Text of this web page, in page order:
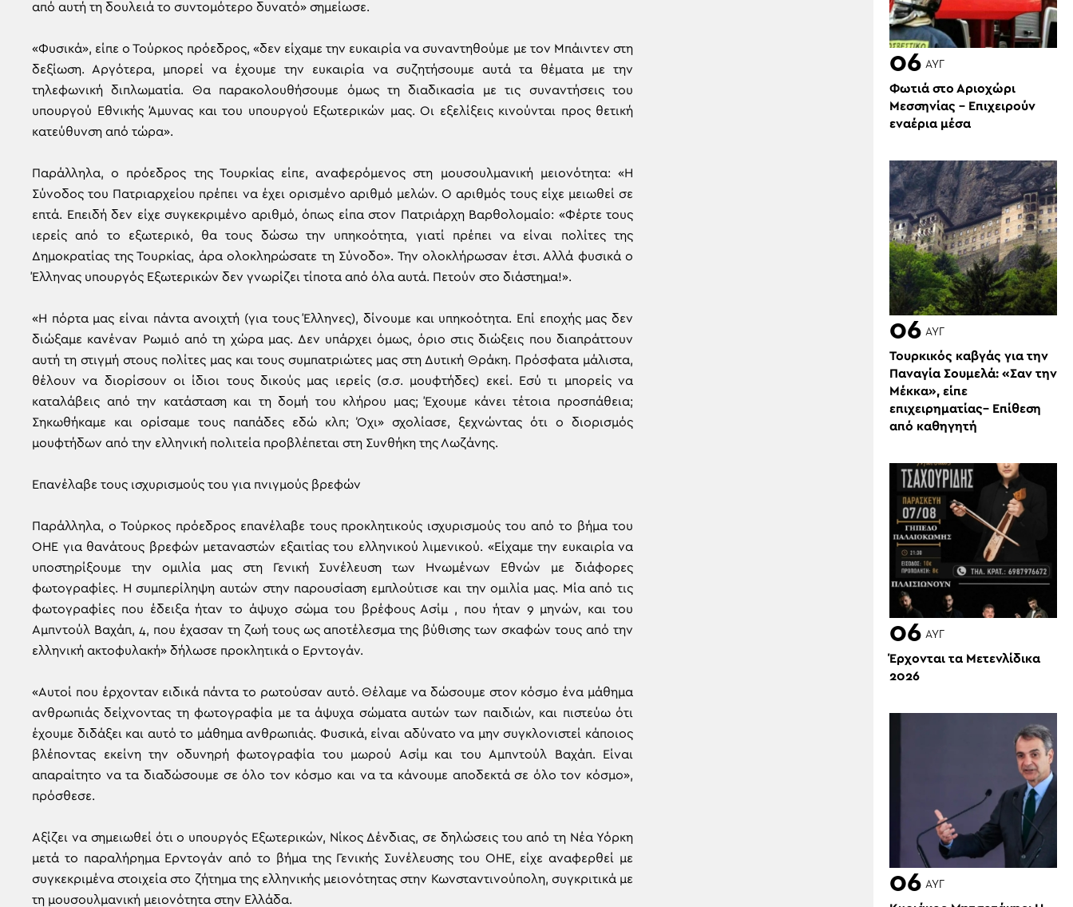
από αυτή τη δουλειά το συντομότερο δυνατό» σημείωσε.
«Φυσικά», είπε ο Τούρκος πρόεδρος, «δεν είχαμε την ευκαιρία να συναντηθούμε με τον Μπάιντεν στη
δεξίωση. Αργότερα, μπορεί να έχουμε την ευκαιρία να συζητήσουμε αυτά τα θέματα με την
τηλεφωνική διπλωματία. Θα παρακολουθήσουμε όμως τη διαδικασία με τις συναντήσεις του
υπουργού Εθνικής Άμυνας και του υπουργού Εξωτερικών μας. Οι εξελίξεις κινούνται προς θετική
κατεύθυνση από τώρα».
Παράλληλα, ο πρόεδρος της Τουρκίας είπε, αναφερόμενος στη μουσουλμανική μειονότητα: «Η
Σύνοδος του Πατριαρχείου πρέπει να έχει ορισμένο αριθμό μελών. Ο αριθμός τους είχε μειωθεί σε
επτά. Επειδή δεν είχε συγκεκριμένο αριθμό, όπως είπα στον Πατριάρχη Βαρθολομαίο: «Φέρτε τους
ιερείς από το εξωτερικό, θα τους δώσω την υπηκοότητα, γιατί πρέπει να είναι πολίτες της
Δημοκρατίας της Τουρκίας, άρα ολοκληρώσατε τη Σύνοδο». Την ολοκλήρωσαν έτσι. Αλλά φυσικά ο
Έλληνας υπουργός Εξωτερικών δεν γνωρίζει τίποτα από όλα αυτά. Πετούν στο διάστημα!».
«Η πόρτα μας είναι πάντα ανοιχτή (για τους Έλληνες), δίνουμε και υπηκοότητα. Επί εποχής μας δεν
διώξαμε κανέναν Ρωμιό από τη χώρα μας. Δεν υπάρχει όμως, όριο στις διώξεις που διαπράττουν
αυτή τη στιγμή στους πολίτες μας και τους συμπατριώτες μας στη Δυτική Θράκη. Πρόσφατα μάλιστα,
θέλουν να διορίσουν οι ίδιοι τους δικούς μας ιερείς (σ.σ. μουφτήδες) εκεί. Εσύ τι μπορείς να
καταλάβεις από την κατάσταση και τη δομή του κλήρου μας; Έχουμε κάνει τέτοια προσπάθεια;
Σηκωθήκαμε και ορίσαμε τους παπάδες εδώ κλπ; Όχι» σχολίασε, ξεχνώντας ότι ο διορισμός
μουφτήδων από την ελληνική πολιτεία προβλέπεται στη Συνθήκη της Λωζάνης.
Επανέλαβε τους ισχυρισμούς του για πνιγμούς βρεφών
Παράλληλα, ο Τούρκος πρόεδρος επανέλαβε τους προκλητικούς ισχυρισμούς του από το βήμα του
ΟΗΕ για θανάτους βρεφών μεταναστών εξαιτίας του ελληνικού λιμενικού. «Είχαμε την ευκαιρία να
υποστηρίξουμε την ομιλία μας στη Γενική Συνέλευση των Ηνωμένων Εθνών με διάφορες
φωτογραφίες. Η συμπερίληψη αυτών στην παρουσίαση εμπλούτισε και την ομιλία μας. Μία από τις
φωτογραφίες που έδειξα ήταν το άψυχο σώμα του βρέφους Ασίμ , που ήταν 9 μηνών, και του
Aμπντούλ Βαχάπ, 4, που έχασαν τη ζωή τους ως αποτέλεσμα της βύθισης των σκαφών τους από την
ελληνική ακτοφυλακή» δήλωσε προκλητικά ο Ερντογάν.
«Αυτοί που έρχονταν ειδικά πάντα το ρωτούσαν αυτό. Θέλαμε να δώσουμε στον κόσμο ένα μάθημα
ανθρωπιάς δείχνοντας τη φωτογραφία με τα άψυχα σώματα αυτών των παιδιών, και πιστεύω ότι
έχουμε διδάξει και αυτό το μάθημα ανθρωπιάς. Φυσικά, είναι αδύνατο να μην συγκλονιστεί κάποιος
βλέποντας εκείνη την οδυνηρή φωτογραφία του μωρού Aσίμ και του Aμπντούλ Βαχάπ. Είναι
απαραίτητο να τα διαδώσουμε σε όλο τον κόσμο και να τα κάνουμε αποδεκτά σε όλο τον κόσμο»,
πρόσθεσε.
Αξίζει να σημειωθεί ότι ο υπουργός Εξωτερικών, Νίκος Δένδιας, σε δηλώσεις του από τη Νέα Υόρκη
μετά το παραλήρημα Ερντογάν από το βήμα της Γενικής Συνέλευσης του ΟΗΕ, είχε αναφερθεί με
συγκεκριμένα στοιχεία στο ζήτημα της ελληνικής μειονότητας στην Κωνσταντινούπολη, συγκριτικά με
τη μουσουλμανική μειονότητα στην Ελλάδα.
06 ΑΥΓ
Φωτιά στο Αριοχώρι
Μεσσηνίας – Επιχειρούν
εναέρια μέσα
06 ΑΥΓ
Τουρκικός καβγάς για την
Παναγία Σουμελά: «Σαν την
Μέκκα», είπε
επιχειρηματίας– Επίθεση
από καθηγητή
06 ΑΥΓ
Έρχονται τα Μετενλίδικα
2026
06 ΑΥΓ